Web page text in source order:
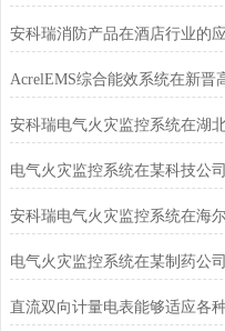
安科瑞消防产品在酒店行业的